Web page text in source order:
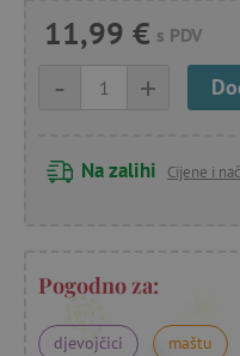
11,99 € s PDV
+
-
Na zalihi Cijene i
Pogodno za:
djevojčici maštu